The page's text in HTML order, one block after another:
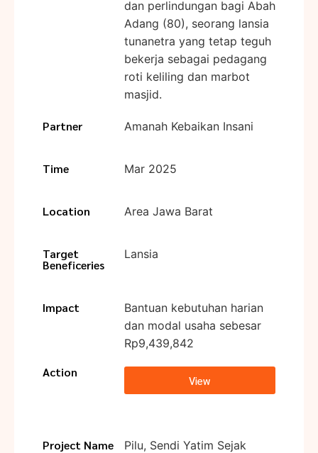
dan perlindungan bagi Abah
Adang (80), seorang lansia
tunanetra yang tetap teguh
bekerja sebagai pedagang
roti keliling dan marbot
masjid.
Partner Amanah Kebaikan Insani
Time Mar 2025
Location Area Jawa Barat
Target
Beneficeries
Lansia
Impact
Bantuan kebutuhan harian
dan modal usaha sebesar
Rp9,439,842
Action
View
Project Name
Pilu, Sendi Yatim Sejak